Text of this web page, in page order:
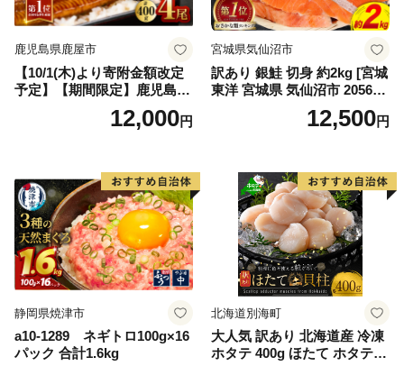
鹿児島県鹿屋市
【10/1(木)より寄附金額改定
予定】【期間限定】鹿児島県
大隅産うなぎ蒲焼4尾（400
g） KN007-02312,000円
宮城県気仙沼市
訳あり 銀鮭 切身 約2kg [宮城
東洋 宮城県 気仙沼市 205649
91] 鮭 魚介類 海鮮 訳アリ 規
格外 不揃い さけ サケ 鮭切身
切り身 魚 わけあり
12,500円
静岡県焼津市
a10-1289 ネギトロ100g×16
パック 合計1.6kg
北海道別海町
大人気 訳あり 北海道産 冷凍
ホタテ 400g ほたて ホタテ